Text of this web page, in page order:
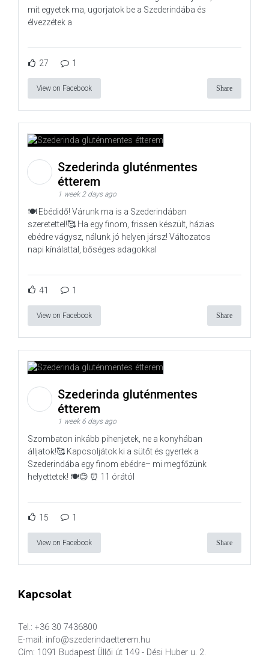
mit egyetek ma, ugorjatok be a Szederindába és
élvezzétek a
27 1
View on Facebook Share
Szederinda gluténmentes
étterem
1 week 2 days ago
🍽️ Ebédidő! Várunk ma is a Szederindában
szeretettel!🥰 Ha egy finom, frissen készült, házias
ebédre vágysz, nálunk jó helyen jársz! Változatos
napi kínálattal, bőséges adagokkal
41 1
View on Facebook Share
Szederinda gluténmentes
étterem
1 week 6 days ago
Szombaton inkább pihenjetek, ne a konyhában
álljatok!🥰 Kapcsoljátok ki a sütőt és gyertek a
Szederindába egy finom ebédre– mi megfőzünk
helyettetek! 🍽️😊 ⏰ 11 órától
15 1
View on Facebook Share
Kapcsolat
Tel.: +36 30 7436800
E-mail: info@szederindaetterem.hu
Cím: 1091 Budapest Üllői út 149 - Dési Huber u. 2.